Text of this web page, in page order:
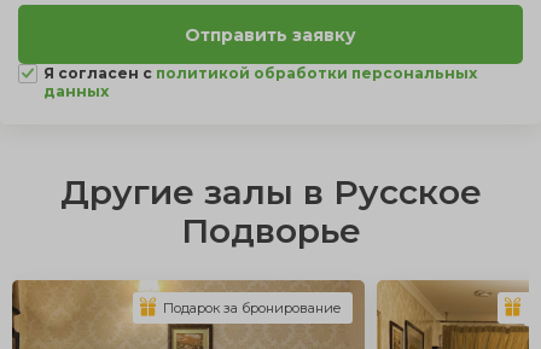
Я согласен с политикой обработки персональных
данных
Другие залы в Русское
Подворье
Подарок за бронирование